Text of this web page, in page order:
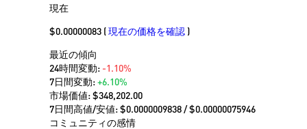
現在
$0.00000083 (現在の価格を確認 )
最近の傾向
24時間変動: -1.10%
7日間変動:+6.10%
市場価値:$348,202.00
7日間高値/安値: $0.0000009838/ $0.00000075946
コミュニティの感情